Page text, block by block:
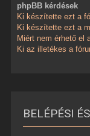
phpBB kérdések
Ki készítette ezt a
Ki készítette ezt a
Miért nem érhető el
Ki az illetékes a
BELÉPÉSI